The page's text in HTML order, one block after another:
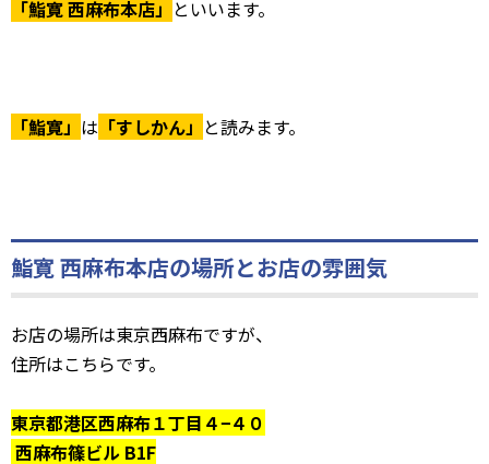
「鮨寛 西麻布本店」 といいます。
「鮨寛」 は 「すしかん」 と読みます。
鮨寛 西麻布本店の場所とお店の雰囲気
お店の場所は東京西麻布ですが、
住所はこちらです。
東京都港区西麻布１丁目４−４０
西麻布篠ビル B1F